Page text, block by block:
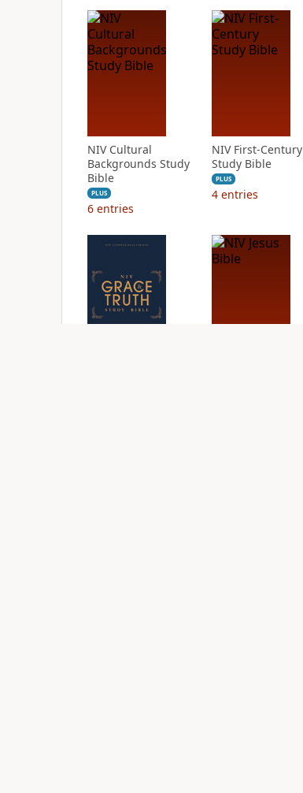
NIV Cultural
Backgrounds Study
Bible
PLUS
6 entries
NIV First-Century
Study Bible
PLUS
4 entries